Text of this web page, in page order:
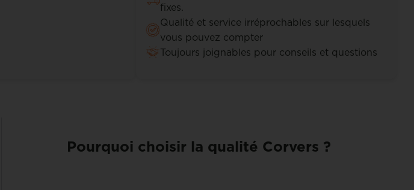
fixes.
Qualité et service irréprochables sur lesquels
vous pouvez compter
Toujours joignables pour conseils et questions
Pourquoi choisir la qualité Corvers ?